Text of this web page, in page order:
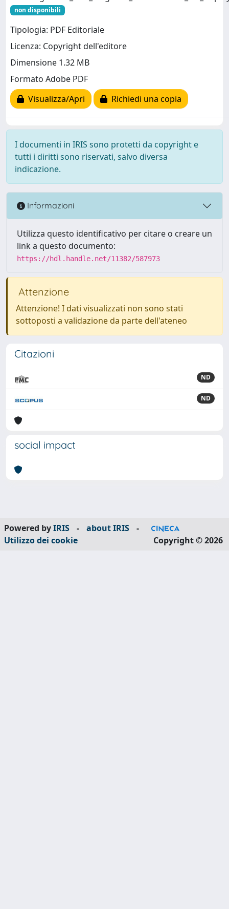
non disponibili
Tipologia: PDF Editoriale
Licenza: Copyright dell'editore
Dimensione 1.32 MB
Formato Adobe PDF
Visualizza/Apri
Richiedi una copia
I documenti in IRIS sono protetti da copyright e
tutti i diritti sono riservati, salvo diversa
indicazione.
Informazioni
Utilizza questo identificativo per citare o creare un
link a questo documento:
https://hdl.handle.net/11382/587973
Attenzione
Attenzione! I dati visualizzati non sono stati
sottoposti a validazione da parte dell'ateneo
Citazioni
ND
ND
social impact
Powered byIRIS - about IRIS
-
Utilizzo dei cookie
Copyright © 2026